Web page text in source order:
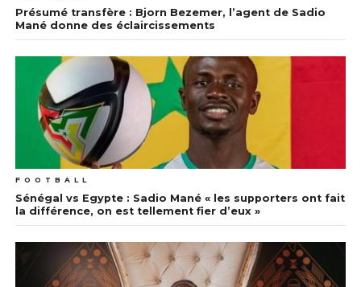
Présumé transfère : Bjorn Bezemer, l’agent de Sadio
Mané donne des éclaircissements
FOOTBALL
Sénégal vs Egypte : Sadio Mané « les supporters ont fait
la différence, on est tellement fier d’eux »